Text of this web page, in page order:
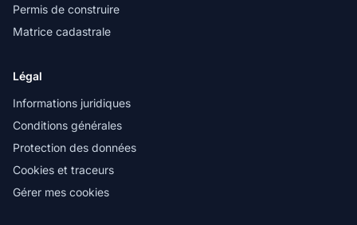
Permis de construire
Matrice cadastrale
Légal
Informations juridiques
Conditions générales
Protection des données
Cookies et traceurs
Gérer mes cookies